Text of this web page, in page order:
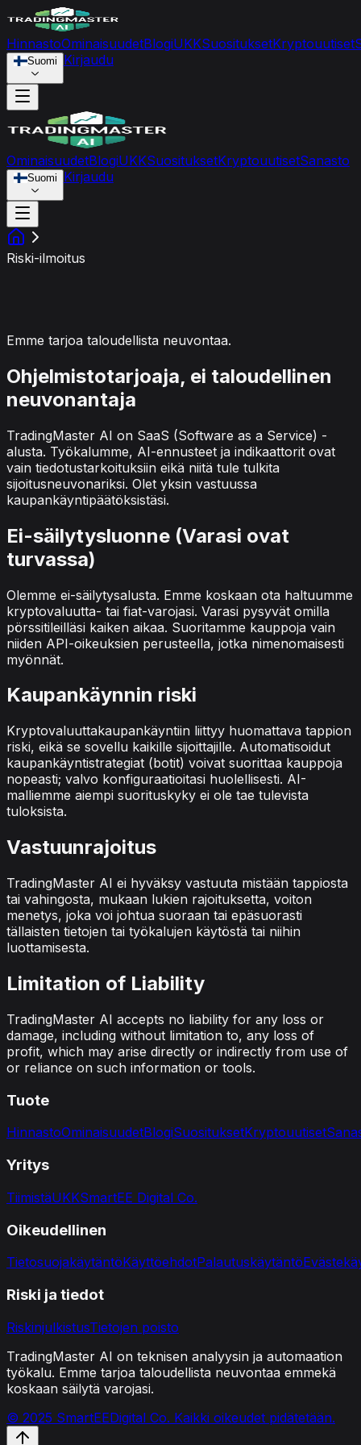
HinnastoOminaisuudetBlogiUKKSuosituksetKryptouutiset
Suomi Kirjaudu
OminaisuudetBlogiUKKSuosituksetKryptouutisetSanasto
Suomi Kirjaudu
Riski-ilmoitus
Emme tarjoa taloudellista neuvontaa.
Ohjelmistotarjoaja, ei taloudellinen
neuvonantaja
TradingMaster AI on SaaS (Software as a Service) -
alusta. Työkalumme, AI-ennusteet ja indikaattorit ovat
vain tiedotustarkoituksiin eikä niitä tule tulkita
sijoitusneuvonariksi. Olet yksin vastuussa
kaupankäyntipäätöksistäsi.
Ei-säilytysluonne (Varasi ovat
turvassa)
Olemme ei-säilytysalusta. Emme koskaan ota haltuumme
kryptovaluutta- tai fiat-varojasi. Varasi pysyvät omilla
pörssitileilläsi kaiken aikaa. Suoritamme kauppoja vain
niiden API-oikeuksien perusteella, jotka nimenomaisesti
myönnät.
Kaupankäynnin riski
Kryptovaluuttakaupankäyntiin liittyy huomattava tappion
riski, eikä se sovellu kaikille sijoittajille. Automatisoidut
kaupankäyntistrategiat (botit) voivat suorittaa kauppoja
nopeasti; valvo konfiguraatioitasi huolellisesti. AI-
malliemme aiempi suorituskyky ei ole tae tulevista
tuloksista.
Vastuunrajoitus
TradingMaster AI ei hyväksy vastuuta mistään tappiosta
tai vahingosta, mukaan lukien rajoituksetta, voiton
menetys, joka voi johtua suoraan tai epäsuorasti
tällaisten tietojen tai työkalujen käytöstä tai niihin
luottamisesta.
Limitation of Liability
TradingMaster AI accepts no liability for any loss or
damage, including without limitation to, any loss of
profit, which may arise directly or indirectly from use of
or reliance on such information or tools.
Tuote
HinnastoOminaisuudetBlogiSuosituksetKryptouutiset
Yritys
TiimistäUKKSmartEE Digital Co.
Oikeudellinen
TietosuojakäytäntöKäyttöehdotPalautuskäytäntö
Riski ja tiedot
RiskinjulkistusTietojen poisto
TradingMaster AI on teknisen analyysin ja automaation
työkalu. Emme tarjoa taloudellista neuvontaa emmekä
koskaan säilytä varojasi.
© 2025 SmartEEDigital Co. Kaikki oikeudet pidätetään.